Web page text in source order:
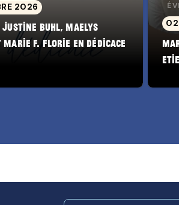
2026
Justine Buhl, Maelys
F. Florie en dédicace
02